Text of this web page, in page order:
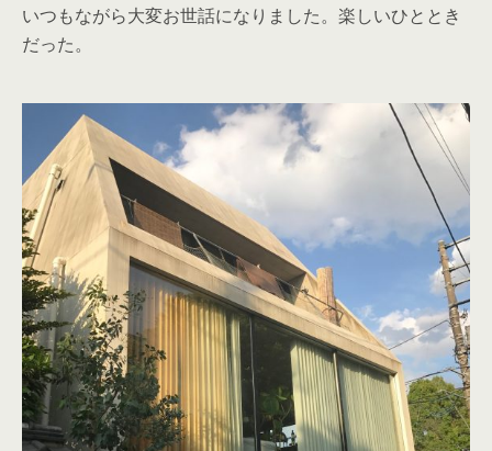
いつもながら大変お世話になりました。楽しいひととき
だった。